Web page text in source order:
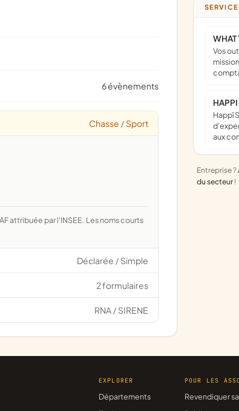
6 évènements
Chasse / Sport
Déclarée / Simple
2 formulaires
RNA / SIRENE
WHAT
Vos outils numériques au service de votre
Happï Scop est une coopérative
aux
Entreprise ?
du secteur !
EXPLORER
Départements
POUR LES
Revendiquer